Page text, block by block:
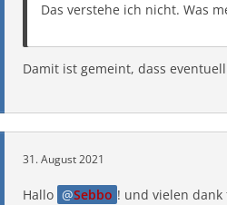
Das verstehe ich nicht. Was
Damit ist gemeint, dass
31. August 2021
Hallo Sebbo ! und vielen